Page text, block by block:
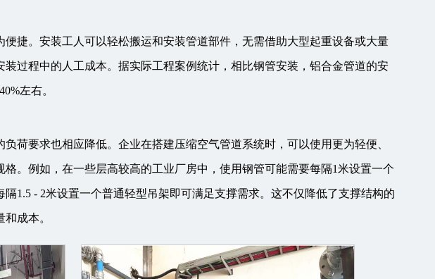
捷。安装工人可以轻松搬运和安装管道部件，无需借助大型起重设备或大量
过程中的人工成本。据实际工程案例统计，相比钢管安装，铝合金管道的安
左右。
荷要求也相应降低。企业在搭建压缩空气管道系统时，可以使用更为轻便、
。例如，在一些层高较高的工业厂房中，使用钢管可能需要每隔1米设置一个
1.5 - 2米设置一个普通轻型吊架即可满足支撑需求。这不仅降低了支撑结构的
成本。